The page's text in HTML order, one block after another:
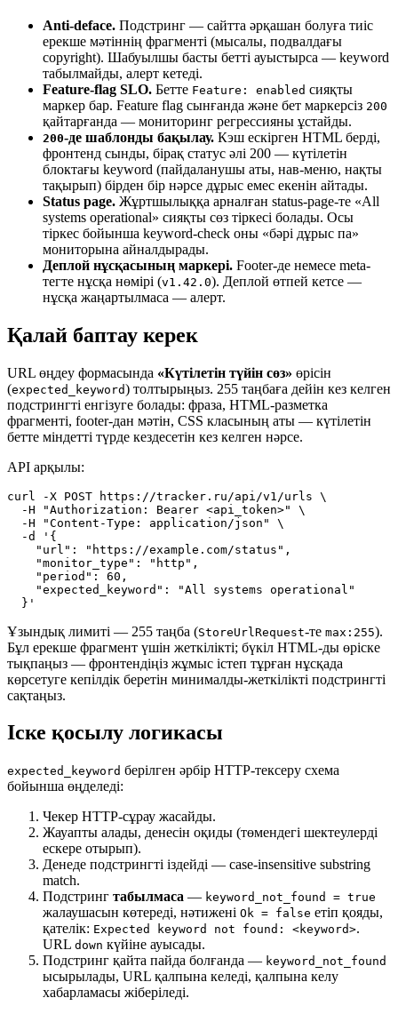
Anti-deface. Подстринг — сайтта әрқашан болуға тиіс
ерекше мәтіннің фрагменті (мысалы, подвалдағы
copyright). Шабуылшы басты бетті ауыстырса — keyword
табылмайды, алерт кетеді.
Feature-flag SLO. Бетте Feature: enabled сияқты
маркер бар. Feature flag сынғанда және бет маркерсіз 200
қайтарғанда — мониторинг регрессияны ұстайды.
200-де шаблонды бақылау. Кэш ескірген HTML берді,
фронтенд сынды, бірақ статус әлі 200 — күтілетін
блоктағы keyword (пайдаланушы аты, нав-меню, нақты
тақырып) бірден бір нәрсе дұрыс емес екенін айтады.
Status page. Жұртшылыққа арналған status-page-те «All
systems operational» сияқты сөз тіркесі болады. Осы
тіркес бойынша keyword-check оны «бәрі дұрыс па»
мониторына айналдырады.
Деплой нұсқасының маркері. Footer-де немесе meta-
тегте нұсқа нөмірі (v1.42.0). Деплой өтпей кетсе —
нұсқа жаңартылмаса — алерт.
Қалай баптау керек
URL өңдеу формасында «Күтілетін түйін сөз» өрісін
(expected_keyword) толтырыңыз. 255 таңбаға дейін кез келген
подстрингті енгізуге болады: фраза, HTML-разметка
фрагменті, footer-дан мәтін, CSS класының аты — күтілетін
бетте міндетті түрде кездесетін кез келген нәрсе.
API арқылы:
curl -X POST https://tracker.ru/api/v1/urls \
  -H "Authorization: Bearer <api_token>" \
  -H "Content-Type: application/json" \
  -d '{
    "url": "https://example.com/status",
    "monitor_type": "http",
    "period": 60,
    "expected_keyword": "All systems operational"
Ұзындық лимиті — 255 таңба (StoreUrlRequest-те max:255).
Бұл ерекше фрагмент үшін жеткілікті; бүкіл HTML-ды өріске
тықпаңыз — фронтендіңіз жұмыс істеп тұрған нұсқада
көрсетуге кепілдік беретін минималды-жеткілікті подстрингті
сақтаңыз.
Іске қосылу логикасы
expected_keyword берілген әрбір HTTP-тексеру схема
бойынша өңделеді:
Чекер HTTP-сұрау жасайды.
Жауапты алады, денесін оқиды (төмендегі шектеулерді
ескере отырып).
Денеде подстрингті іздейді — case-insensitive substring
match.
Подстринг табылмаса — keyword_not_found = true
жалаушасын көтереді, нәтижені Ok = false етіп қояды,
қателік: Expected keyword not found: <keyword>.
URL down күйіне ауысады.
Подстринг қайта пайда болғанда — keyword_not_found
ысырылады, URL қалпына келеді, қалпына келу
хабарламасы жіберіледі.